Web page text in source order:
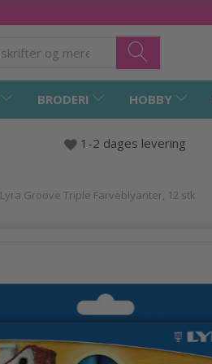
BRODERI HOBBY
1-2 dages levering
Lyra Groove Triple Farveblyanter, 12 stk